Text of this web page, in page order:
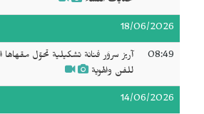
18/06/2026
08:49
آريز سروَر فنانة تشكيلية تحوّل
للفن والهوية
14/06/2026